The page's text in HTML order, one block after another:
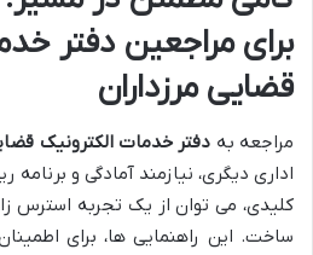
برای مراجعین دفتر
قضایی مرزداران
مراجعه به دفتر خدمات الکترونیک
اداری دیگری، نیازمند آمادگی و
کلیدی، می توان از یک تجربه استرس
ساخت. این راهنمایی ها، برای